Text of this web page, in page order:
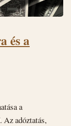
és a
a
Az adóztatás,